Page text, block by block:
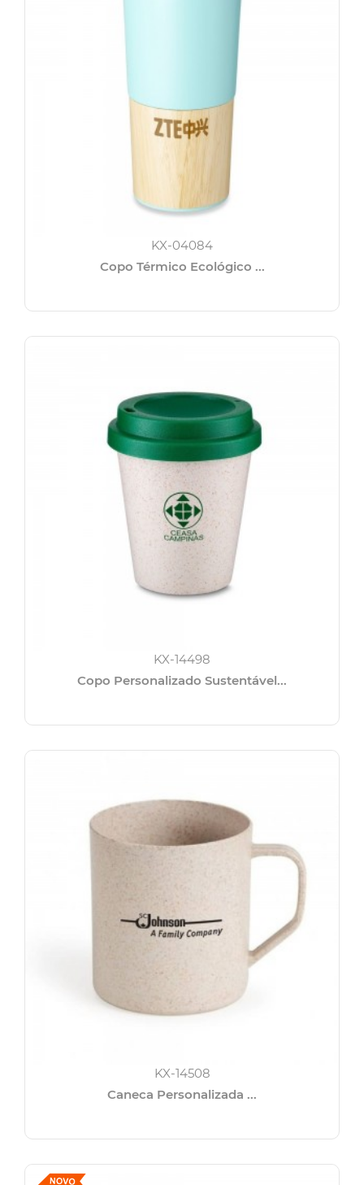
KX-04084
Copo Térmico Ecológico ...
KX-14498
Copo Personalizado Sustentável...
KX-14508
Caneca Personalizada ...